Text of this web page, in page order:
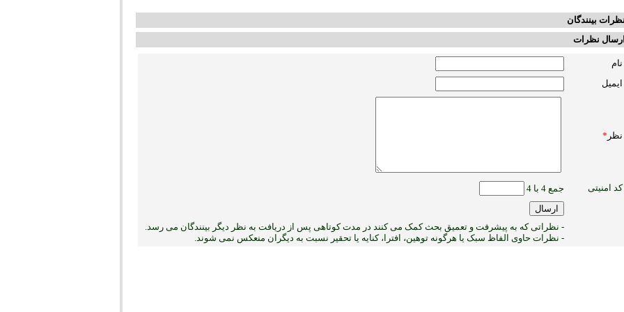
بینندگان
نظرات
نام
ایمیل
نظر *
کد امنیتی جمع 4 با 4
- نظراتی که به پیشرفت و تعمیق بحث کمک می کنند در مدت کوتاهی پس از دریافت به نظر دیگر بینندگان می رسد.
- نظرات حاوی الفاظ سبک یا هرگونه توهین، افترا، کنایه یا تحقیر نسبت به دیگران منعکس نمی ‏شوند.